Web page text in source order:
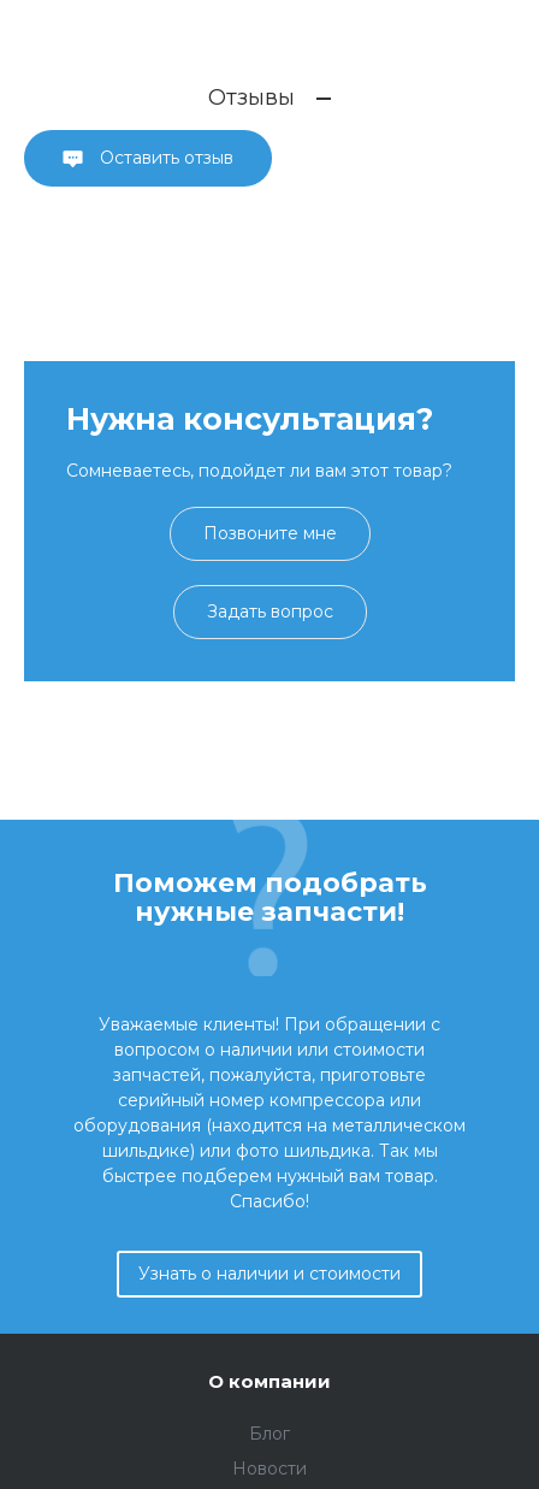
Отзывы
Оставить отзыв
Нужна консультация?
Сомневаетесь, подойдет ли вам этот товар?
Позвоните мне
Задать вопрос
Поможем подобрать
нужные запчасти!
Уважаемые клиенты! При обращении с
вопросом о наличии или стоимости
запчастей, пожалуйста, приготовьте
серийный номер компрессора или
оборудования (находится на металлическом
шильдике) или фото шильдика. Так мы
быстрее подберем нужный вам товар.
Спасибо!
Узнать о наличии и стоимости
О компании
Блог
Новости